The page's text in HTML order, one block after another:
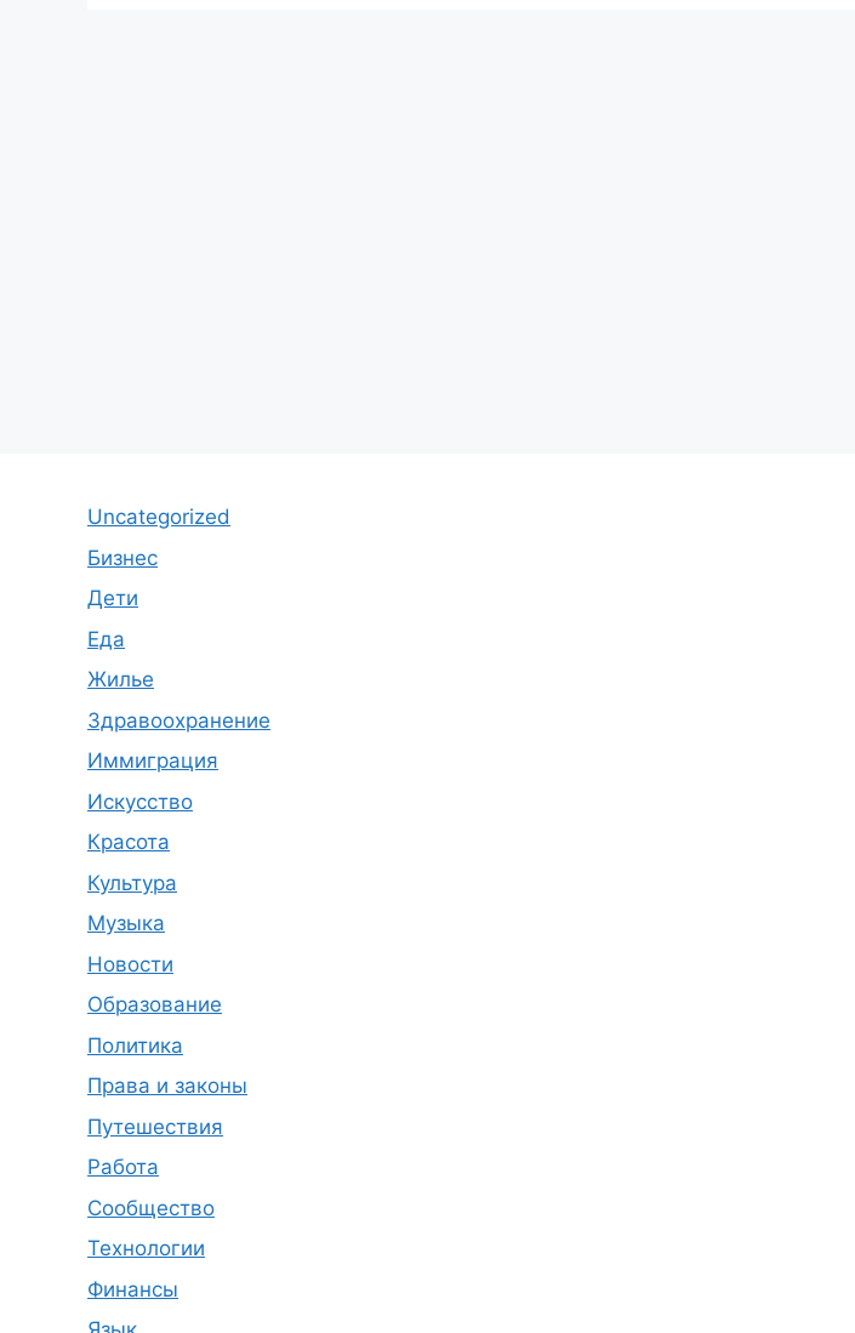
Uncategorized
Бизнес
Дети
Еда
Жилье
Здравоохранение
Иммиграция
Искусство
Красота
Культура
Музыка
Новости
Образование
Политика
Права и законы
Путешествия
Работа
Сообщество
Технологии
Финансы